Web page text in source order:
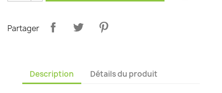
Partager
Description Détails du produit